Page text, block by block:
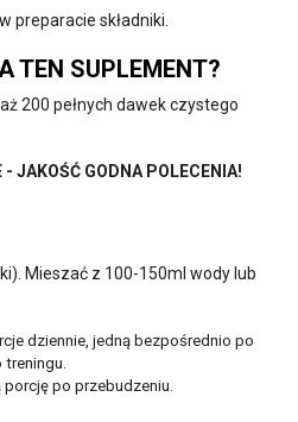
preparacie składniki.
TEN SUPLEMENT?
200 pełnych dawek czystego
JAKOŚĆ GODNA POLECENIA!
Mieszać z 100-150ml wody lub
dziennie, jedną bezpośrednio po
treningu.
po przebudzeniu.